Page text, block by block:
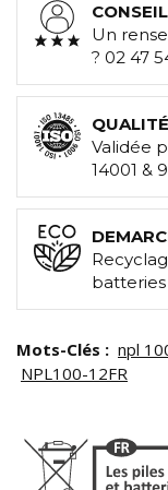
Un
? 02 47
Validée
14001 &
Mots-Clés : npl
NPL100-12FR